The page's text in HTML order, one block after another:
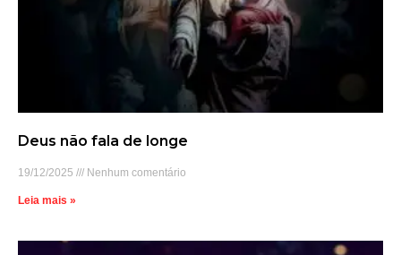
Deus não fala de longe
19/12/2025 Nenhum comentário
Leia mais »